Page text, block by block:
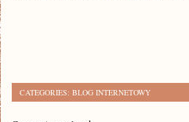
CATEGORIES: BLOG INTERNETOWY